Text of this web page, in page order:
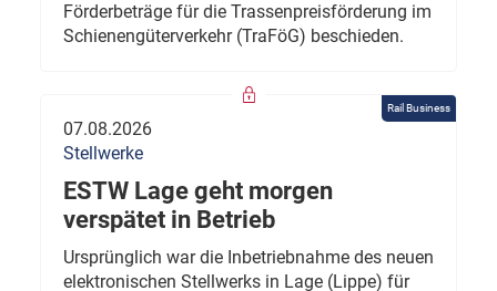
Förderbeträge für die Trassenpreisförderung im
Schienengüterverkehr (TraFöG) beschieden.
Rail Business
07.08.2026
Stellwerke
ESTW Lage geht morgen
verspätet in Betrieb
Ursprünglich war die Inbetriebnahme des neuen
elektronischen Stellwerks in Lage (Lippe) für